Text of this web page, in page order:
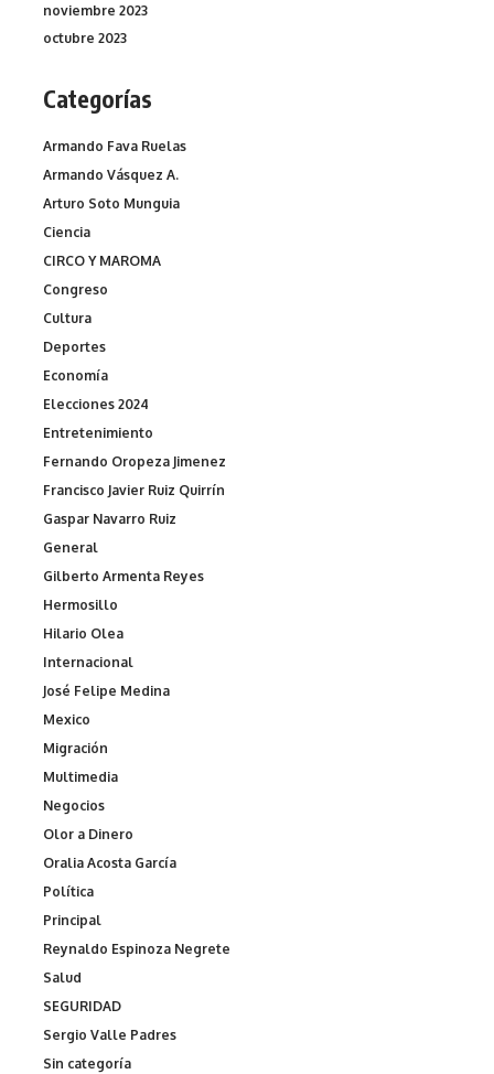
noviembre 2023
octubre 2023
Categorías
Armando Fava Ruelas
Armando Vásquez A.
Arturo Soto Munguia
Ciencia
CIRCO Y MAROMA
Congreso
Cultura
Deportes
Economía
Elecciones 2024
Entretenimiento
Fernando Oropeza Jimenez
Francisco Javier Ruiz Quirrín
Gaspar Navarro Ruiz
General
Gilberto Armenta Reyes
Hermosillo
Hilario Olea
Internacional
José Felipe Medina
Mexico
Migración
Multimedia
Negocios
Olor a Dinero
Oralia Acosta García
Política
Principal
Reynaldo Espinoza Negrete
Salud
SEGURIDAD
Sergio Valle Padres
Sin categoría